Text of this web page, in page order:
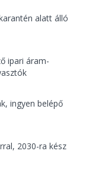
alatt álló
ipari áram-
ingyen belépő
2030-ra kész